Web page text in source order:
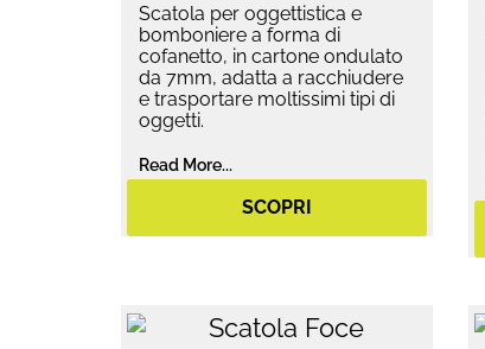
Scatola per oggettistica e
bomboniere a forma di
cofanetto, in cartone ondulato
da 7mm, adatta a racchiudere
e trasportare moltissimi tipi di
oggetti.
Read More...
SCOPRI